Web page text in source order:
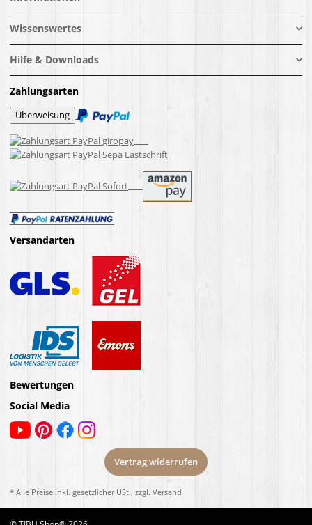
Wissenswertes
Hilfe & Downloads
Zahlungsarten
Versandarten
Bewertungen
Social Media
Vertrag widerrufen
* Alle Preise inkl. gesetzlicher USt., zzgl. Versand